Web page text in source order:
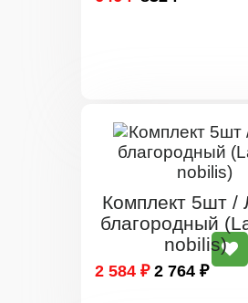
Комплект 5шт /
благородный
nobilis)
2 584 ₽ 2 764 ₽